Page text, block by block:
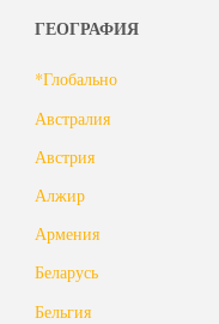
ГЕОГРАФИЯ
*Глобально
Австралия
Австрия
Алжир
Армения
Беларусь
Бельгия